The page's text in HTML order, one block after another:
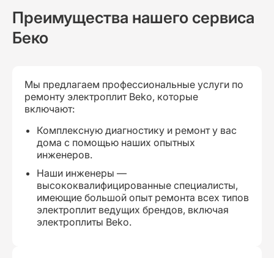
Преимущества нашего сервиса
Беко
Мы предлагаем профессиональные услуги по
ремонту электроплит Beko, которые
включают:
Комплексную диагностику и ремонт у вас
дома с помощью наших опытных
инженеров.
Наши инженеры —
высококвалифицированные специалисты,
имеющие большой опыт ремонта всех типов
электроплит ведущих брендов, включая
электроплиты Beko.